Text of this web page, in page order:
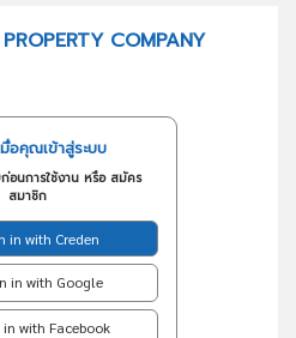
COMPANY
อคุณเข้าสู่ระบบ
อนการใช้งาน หรือ สมัคร
สมาชิก
in with Creden
in with Google
in with Facebook